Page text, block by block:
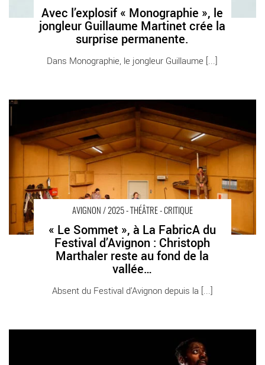
Avec l’explosif « Monographie », le
jongleur Guillaume Martinet crée la
surprise permanente.
Dans Monographie, le jongleur Guillaume [...]
AVIGNON / 2025 - THÉÂTRE - CRITIQUE
« Le Sommet », à La FabricA du
Festival d’Avignon : Christoph
Marthaler reste au fond de la
vallée…
Absent du Festival d’Avignon depuis la [...]
« Le Sommet », à La FabricA du Festival d’Avignon : Christoph
Marthaler reste au fond de la vallée… - Critique sortie Avignon /
2025 La FabricA du Festival d’Avignon
premiers ». - Critique sortie Avignon / 2025 Avignon Avignon Off.